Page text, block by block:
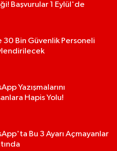
Başvurular 1 Eylül'de
30 Bin Güvenlik Personeli
Yazışmalarını
Hapis Yolu!
Bu 3 Ayarı Açmayanlar